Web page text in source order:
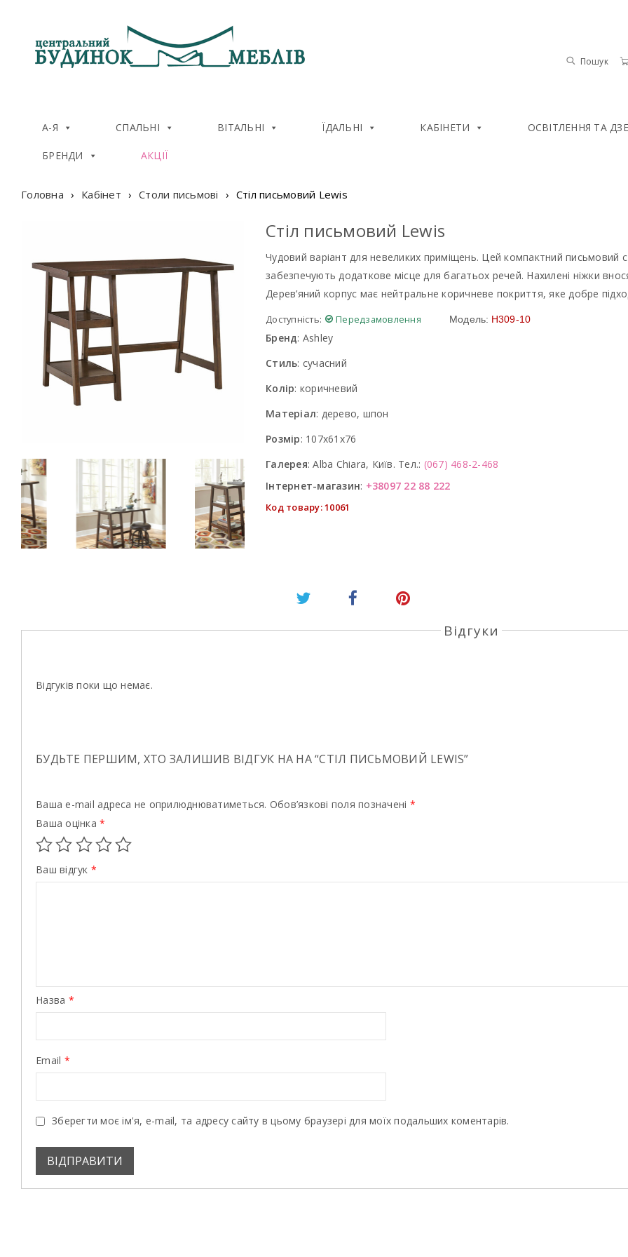
Пошук
А-Я СПАЛЬНІ ВІТАЛЬНІ ЇДАЛЬНІ КАБІНЕТИ ОСВІТЛЕННЯ ТА
БРЕНДИ АКЦІЇ
Головна › Кабінет › Столи письмові › Стiл письмовий Lewis
Стiл письмовий Lewis
Чудовий варіант для невеликих приміщень. Цей компактний письмовий
забезпечують додаткове місце для багатьох речей. Нахилені ніжки
Дерев’яний корпус має нейтральне коричневе покриття, яке добре
Доступність: Передзамовлення Модель: H309-10
Бренд: Ashley
Стиль: сучасний
Колір: коричневий
Матеріал: дерево, шпон
Розмір: 107x61x76
Галерея:Alba Chiara, Київ. Тел.: (067) 468-2-468
Інтернет-магазин: +38097 22 88 222
Код товару: 10061
Відгуки
Відгуків поки що немає.
БУДЬТЕ ПЕРШИМ, ХТО ЗАЛИШИВ ВІДГУК НА НА “СТIЛ ПИСЬМОВИЙ LEWIS”
Ваша e-mail адреса не оприлюднюватиметься. Обов’язкові поля позначені *
Ваша оцінка *
Ваш відгук *
Назва *
Email *
Зберегти моє ім'я, e-mail, та адресу сайту в цьому браузері для моїх подальших коментарів.